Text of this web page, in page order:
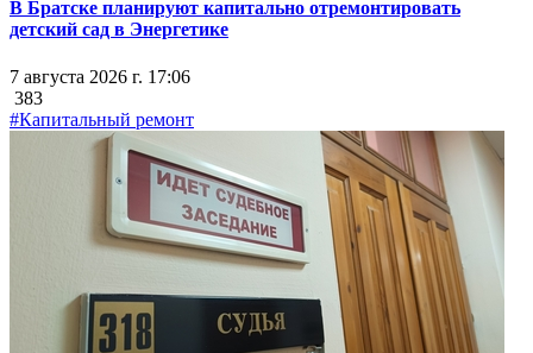
В Братске планируют капитально отремонтировать
детский сад в Энергетике
7 августа 2026 г. 17:06
383
#Капитальный ремонт